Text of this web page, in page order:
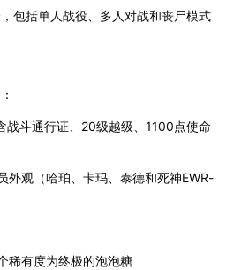
包括单人战役、多人对战和丧尸模式
战斗通行证、20级越级、1100点使命
外观（哈珀、卡玛、泰德和死神EWR-
稀有度为终极的泡泡糖